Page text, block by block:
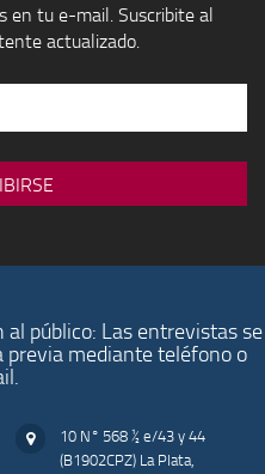
en tu e-mail. Suscribite al
actualizado.
público: Las entrevistas se
mediante teléfono o
10 N° 568 ½ e/43 y 44
(B1902CPZ) La Plata,